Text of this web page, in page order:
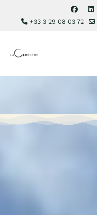
+33 3 29 08 03 72